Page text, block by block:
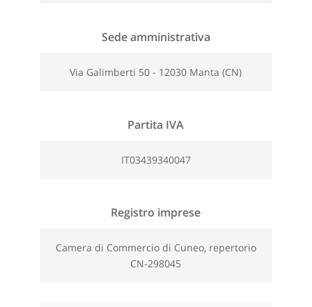
Sede amministrativa
Via Galimberti 50 - 12030 Manta (CN)
Partita IVA
IT03439340047
Registro imprese
Camera di Commercio di Cuneo, repertorio
CN-298045